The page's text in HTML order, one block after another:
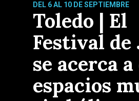
DEL 6 AL 10 DE SEPTIEMBRE
Toledo | El
Festival de
se acerca a
espacios